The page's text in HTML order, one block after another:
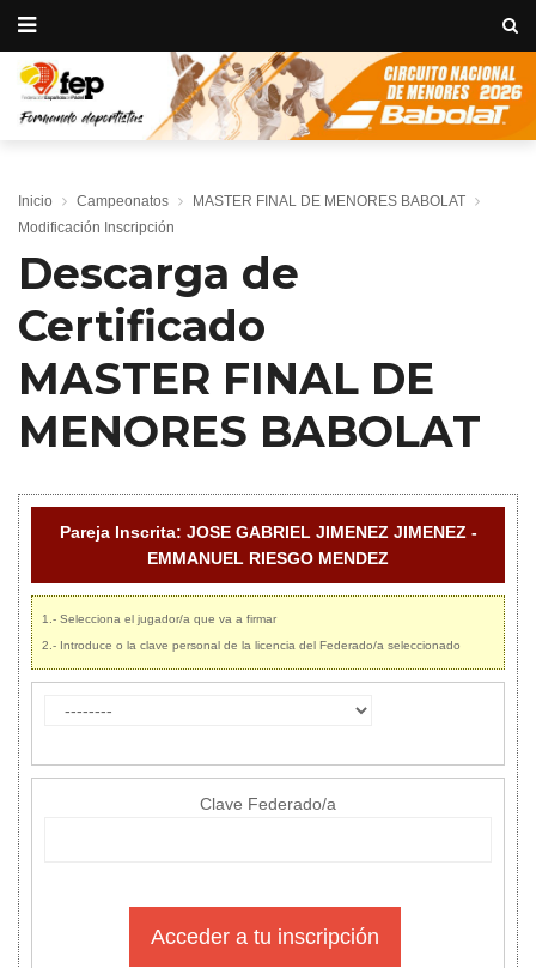
Inicio Campeonatos
MASTER FINAL DE MENORES BABOLAT
Modificación Inscripción
Descarga de
Certificado
MASTER FINAL DE
MENORES BABOLAT
Pareja Inscrita: JOSE GABRIEL JIMENEZ JIMENEZ -
EMMANUEL RIESGO MENDEZ
1.- Selecciona el jugador/a que va a firmar
2.- Introduce o la clave personal de la licencia del Federado/a seleccionado
Clave Federado/a
Acceder a tu inscripción